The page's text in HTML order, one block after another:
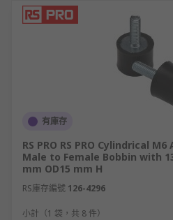
有庫存
RS PRO RS PRO Cylindrical
Male to Female Bobbin with
mm OD15 mm H
RS庫存編號 126-4296
小計（1 袋，共 8 件）